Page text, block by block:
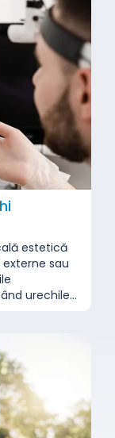
estetică
sau
urechile
nu